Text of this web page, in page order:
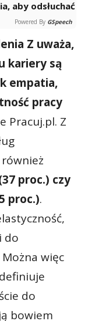
Powered By GSpeech
Z uważa,
kariery są
empatia,
pracy
Pracuj.pl. Z
proc.) czy
proc.).
do
więc
do
bowiem